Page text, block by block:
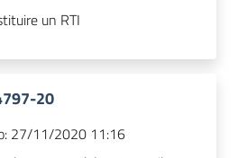
un RTI
20
27/11/2020 11:16